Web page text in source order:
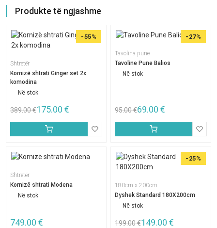
Produkte të ngjashme
-55%
Shtretër
Kornizë shtrati Ginger set 2x
komodina
Në stok
389.00€175.00 €
-27%
Tavolina pune
Tavoline Pune Balios
Në stok
95.00€69.00 €
Shtretër
Kornizë shtrati Modena
Në stok
749.00 €
-25%
180cm x 200cm
Dyshek Standard 180X200cm
Në stok
199.00€149.00 €